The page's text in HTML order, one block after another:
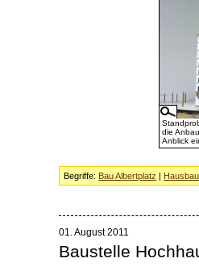
die
Anblick
Begriffe: Bau Albertplatz Hausbau
01. August 2011
Baustelle